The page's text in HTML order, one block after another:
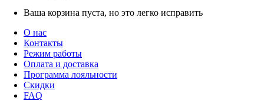
Ваша корзина пуста, но это легко исправить
О нас
Контакты
Режим работы
Оплата и доставка
Программа лояльности
Скидки
FAQ